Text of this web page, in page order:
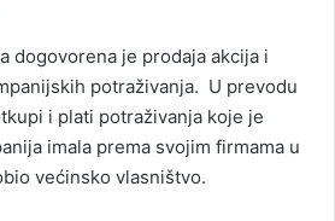
dogovorena je prodaja akcija i
potraživanja. U prevodu
i plati potraživanja koje je
imala prema svojim firmama u
većinsko vlasništvo.